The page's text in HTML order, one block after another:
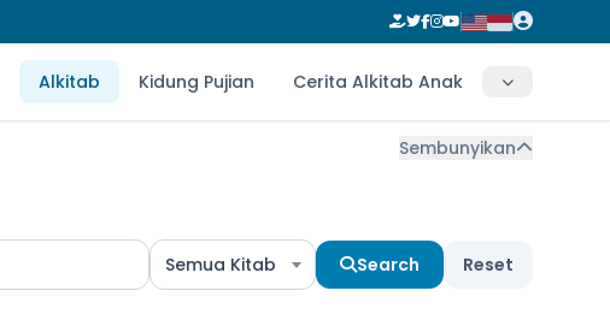
Alkitab Kidung Pujian Cerita Alkitab Anak
Sembunyikan
Semua Kitab Search Reset